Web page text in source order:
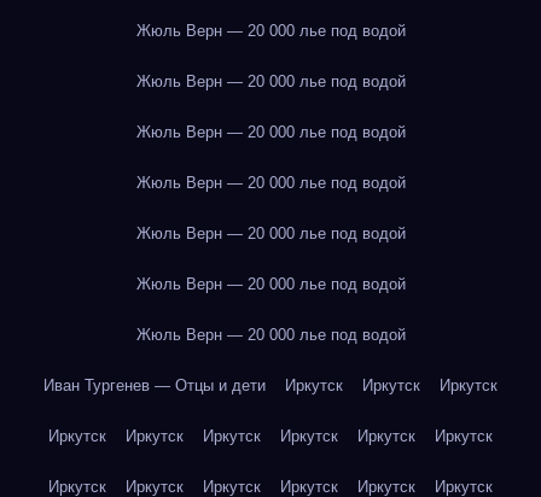
Жюль Верн — 20 000 лье под водой
Жюль Верн — 20 000 лье под водой
Жюль Верн — 20 000 лье под водой
Жюль Верн — 20 000 лье под водой
Жюль Верн — 20 000 лье под водой
Жюль Верн — 20 000 лье под водой
Жюль Верн — 20 000 лье под водой
Иван Тургенев — Отцы и дети Иркутск Иркутск Иркутск
Иркутск Иркутск Иркутск Иркутск Иркутск Иркутск
Иркутск Иркутск Иркутск Иркутск Иркутск Иркутск